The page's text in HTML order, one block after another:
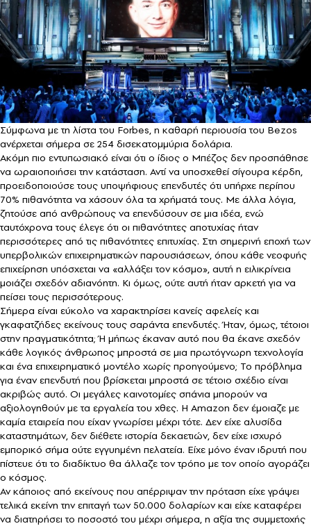
Σύμφωνα με τη λίστα του Forbes, η καθαρή περιουσία του Bezos
ανέρχεται σήμερα σε 254 δισεκατομμύρια δολάρια.
Ακόμη πιο εντυπωσιακό είναι ότι ο ίδιος ο Μπέζος δεν προσπάθησε
να ωραιοποιήσει την κατάσταση. Αντί να υποσχεθεί σίγουρα κέρδη,
προειδοποιούσε τους υποψήφιους επενδυτές ότι υπήρχε περίπου
70% πιθανότητα να χάσουν όλα τα χρήματά τους. Με άλλα λόγια,
ζητούσε από ανθρώπους να επενδύσουν σε μια ιδέα, ενώ
ταυτόχρονα τους έλεγε ότι οι πιθανότητες αποτυχίας ήταν
περισσότερες από τις πιθανότητες επιτυχίας. Στη σημερινή εποχή των
υπερβολικών επιχειρηματικών παρουσιάσεων, όπου κάθε νεοφυής
επιχείρηση υπόσχεται να «αλλάξει τον κόσμο», αυτή η ειλικρίνεια
μοιάζει σχεδόν αδιανόητη. Κι όμως, ούτε αυτή ήταν αρκετή για να
πείσει τους περισσότερους.
Σήμερα είναι εύκολο να χαρακτηρίσει κανείς αφελείς και
γκαφατζήδες εκείνους τους σαράντα επενδυτές. Ήταν, όμως, τέτοιοι
στην πραγματικότητα; Ή μήπως έκαναν αυτό που θα έκανε σχεδόν
κάθε λογικός άνθρωπος μπροστά σε μια πρωτόγνωρη τεχνολογία
και ένα επιχειρηματικό μοντέλο χωρίς προηγούμενο; Το πρόβλημα
για έναν επενδυτή που βρίσκεται μπροστά σε τέτοιο σχέδιο είναι
ακριβώς αυτό. Οι μεγάλες καινοτομίες σπάνια μπορούν να
αξιολογηθούν με τα εργαλεία του χθες. Η Amazon δεν έμοιαζε με
καμία εταιρεία που είχαν γνωρίσει μέχρι τότε. Δεν είχε αλυσίδα
καταστημάτων, δεν διέθετε ιστορία δεκαετιών, δεν είχε ισχυρό
εμπορικό σήμα ούτε εγγυημένη πελατεία. Είχε μόνο έναν ιδρυτή που
πίστευε ότι το διαδίκτυο θα άλλαζε τον τρόπο με τον οποίο αγοράζει
ο κόσμος.
Αν κάποιος από εκείνους που απέρριψαν την πρόταση είχε γράψει
τελικά εκείνη την επιταγή των 50.000 δολαρίων και είχε καταφέρει
να διατηρήσει το ποσοστό του μέχρι σήμερα, η αξία της συμμετοχής